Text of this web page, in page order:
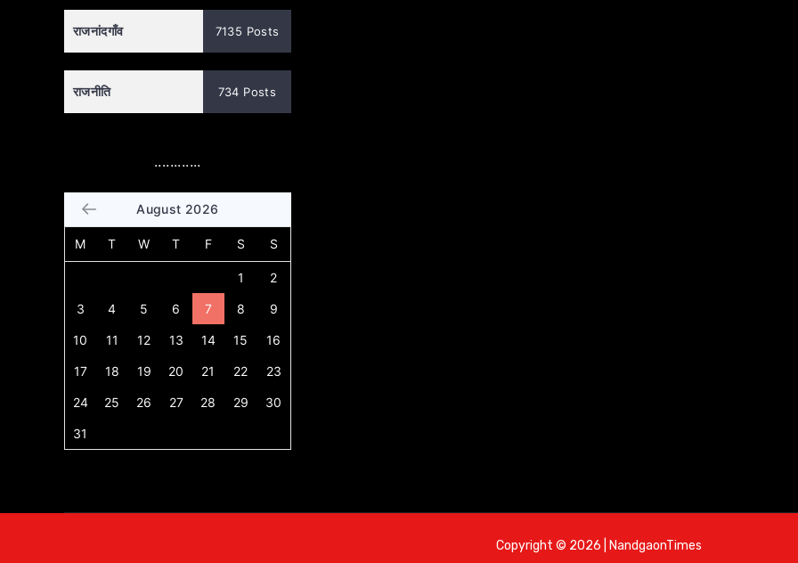
राजनांदगाँव 7135 Posts
राजनीति 734 Posts
............
August 2026
M T W T F S S
1 2
3 4 5 6 7 8 9
10 11 12 13 14 15 16
17 18 19 20 21 22 23
24 25 26 27 28 29 30
31
Copyright © 2026 | NandgaonTimes